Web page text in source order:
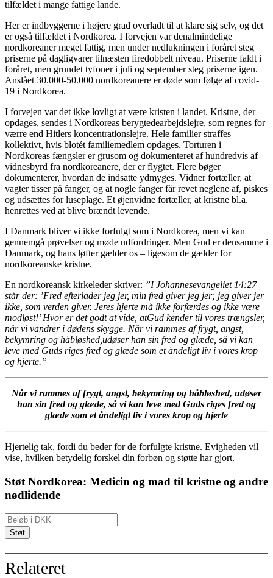
tilfældet i mange fattige lande.
Her er indbyggerne i højere grad overladt til at klare sig selv, og det
er også tilfældet i Nordkorea. I forvejen var denalmindelige
nordkoreaner meget fattig, men under nedlukningen i foråret steg
priserne på dagligvarer tilnæsten firedobbelt niveau. Priserne faldt i
foråret, men grundet tyfoner i juli og september steg priserne igen.
Anslået 30.000-50.000 nordkoreanere er døde som følge af covid-
19 i Nordkorea.
I forvejen var det ikke lovligt at være kristen i landet. Kristne, der
opdages, sendes i Nordkoreas berygtedearbejdslejre, som regnes for
værre end Hitlers koncentrationslejre. Hele familier straffes
kollektivt, hvis blotét familiemedlem opdages. Torturen i
Nordkoreas fængsler er grusom og dokumenteret af hundredvis af
vidnesbyrd fra nordkoreanere, der er flygtet. Flere bøger
dokumenterer, hvordan de indsatte ydmyges. Vidner fortæller, at
vagter tisser på fanger, og at nogle fanger får revet neglene af, piskes
og udsættes for luseplage. Et øjenvidne fortæller, at kristne bl.a.
henrettes ved at blive brændt levende.
I Danmark bliver vi ikke forfulgt som i Nordkorea, men vi kan
gennemgå prøvelser og møde udfordringer. Men Gud er densamme i
Danmark, og hans løfter gælder os – ligesom de gælder for
nordkoreanske kristne.
En nordkoreansk kirkeleder skriver: ”I Johannesevangeliet 14:27
står der: ’Fred efterlader jeg jer, min fred giver jeg jer; jeg giver jer
ikke, som verden giver. Jeres hjerte må ikke forfærdes og ikke være
modløst!’ Hvor er det godt at vide, atGud kender til vores trængsler,
når vi vandrer i dødens skygge. Når vi rammes af frygt, angst,
bekymring og håbløshed, udøser han sin fred og glæde, så vi kan
leve med Guds riges fred og glæde som et åndeligt liv i vores krop
og hjerte.”
Når vi rammes af frygt, angst, bekymring og håbløshed, udøser
han sin fred og glæde, så vi kan leve med Guds riges fred og
glæde som et åndeligt liv i vores krop og hjerte
Hjertelig tak, fordi du beder for de forfulgte kristne. Evigheden vil
vise, hvilken betydelig forskel din forbøn og støtte har gjort.
Støt Nordkorea: Medicin og mad til kristne og andre
nødlidende
Relateret